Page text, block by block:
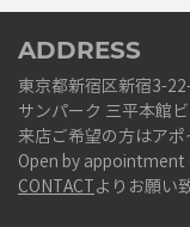
ADDRESS
東京都新宿区新宿3-
サンパーク 三平本館
来店ご希望の方はアポ
Open by appointment
CONTACTよりお願い